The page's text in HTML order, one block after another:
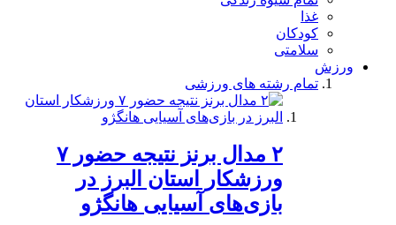
غذا
کودکان
سلامتی
ورزش
تمام رشته های ورزشی
۲ مدال برنز نتیجه حضور ۷
ورزشکار استان البرز در
بازی‌های آسیایی هانگژو